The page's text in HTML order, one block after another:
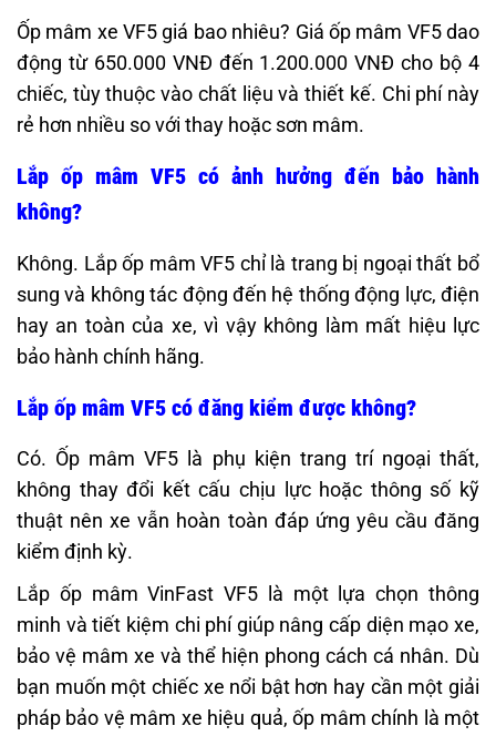
Ốp mâm xe VF5 giá bao nhiêu? Giá ốp mâm VF5 dao
động từ 650.000 VNĐ đến 1.200.000 VNĐ cho bộ 4
chiếc, tùy thuộc vào chất liệu và thiết kế. Chi phí này
rẻ hơn nhiều so với thay hoặc sơn mâm.
Lắp ốp mâm VF5 có ảnh hưởng đến bảo hành
không?
Không. Lắp ốp mâm VF5 chỉ là trang bị ngoại thất bổ
sung và không tác động đến hệ thống động lực, điện
hay an toàn của xe, vì vậy không làm mất hiệu lực
bảo hành chính hãng.
Lắp ốp mâm VF5 có đăng kiểm được không?
Có. Ốp mâm VF5 là phụ kiện trang trí ngoại thất,
không thay đổi kết cấu chịu lực hoặc thông số kỹ
thuật nên xe vẫn hoàn toàn đáp ứng yêu cầu đăng
kiểm định kỳ.
Lắp ốp mâm VinFast VF5 là một lựa chọn thông
minh và tiết kiệm chi phí giúp nâng cấp diện mạo xe,
bảo vệ mâm xe và thể hiện phong cách cá nhân. Dù
bạn muốn một chiếc xe nổi bật hơn hay cần một giải
pháp bảo vệ mâm xe hiệu quả, ốp mâm chính là một